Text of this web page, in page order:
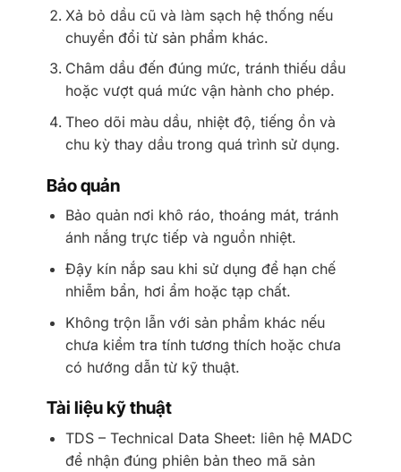
Xả bỏ dầu cũ và làm sạch hệ thống nếu
chuyển đổi từ sản phẩm khác.
Châm dầu đến đúng mức, tránh thiếu dầu
hoặc vượt quá mức vận hành cho phép.
Theo dõi màu dầu, nhiệt độ, tiếng ồn và
chu kỳ thay dầu trong quá trình sử dụng.
Bảo quản
Bảo quản nơi khô ráo, thoáng mát, tránh
ánh nắng trực tiếp và nguồn nhiệt.
Đậy kín nắp sau khi sử dụng để hạn chế
nhiễm bẩn, hơi ẩm hoặc tạp chất.
Không trộn lẫn với sản phẩm khác nếu
chưa kiểm tra tính tương thích hoặc chưa
có hướng dẫn từ kỹ thuật.
Tài liệu kỹ thuật
TDS – Technical Data Sheet: liên hệ MADC
để nhận đúng phiên bản theo mã sản